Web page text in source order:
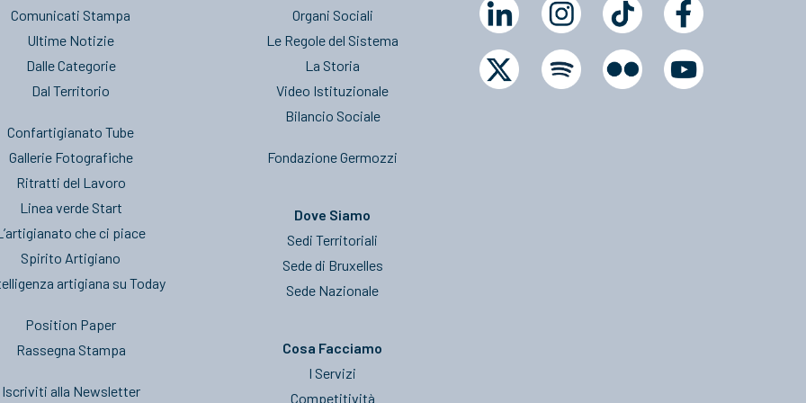
Comunicati Stampa
Ultime Notizie
Dalle Categorie
Dal Territorio
Confartigianato Tube
Gallerie Fotografiche
Ritratti del Lavoro
Linea verde Start
che ci piace
Spirito Artigiano
artigiana su Today
Position Paper
Rassegna Stampa
Iscriviti alla Newsletter
Organi Sociali
Le Regole del Sistema
La Storia
Video Istituzionale
Bilancio Sociale
Fondazione Germozzi
Dove Siamo
Sedi Territoriali
Sede di Bruxelles
Sede Nazionale
Cosa Facciamo
I Servizi
Competitività